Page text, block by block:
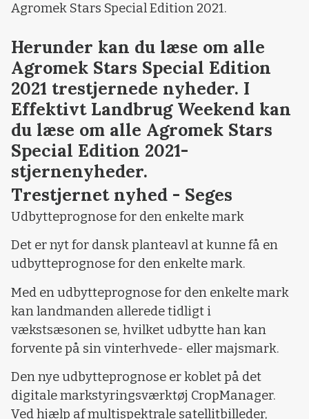
Agromek Stars Special Edition 2021.
Herunder kan du læse om alle
Agromek Stars Special Edition
2021 trestjernede nyheder. I
Effektivt Landbrug Weekend kan
du læse om alle Agromek Stars
Special Edition 2021-
stjernenyheder.
Trestjernet nyhed - Seges
Udbytteprognose for den enkelte mark
Det er nyt for dansk planteavl at kunne få en
udbytteprognose for den enkelte mark.
Med en udbytteprognose for den enkelte mark
kan landmanden allerede tidligt i
vækstsæsonen se, hvilket udbytte han kan
forvente på sin vinterhvede- eller majsmark.
Den nye udbytteprognose er koblet på det
digitale markstyringsværktøj CropManager.
Ved hjælp af multispektrale satellitbilleder,